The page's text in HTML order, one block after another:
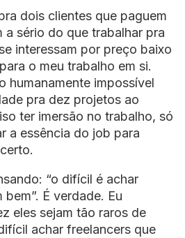
dois clientes que paguem
a sério do que trabalhar pra
interessam por preço baixo
o meu trabalho em si.
humanamente impossível
pra dez projetos ao
ter imersão no trabalho, só
a essência do job para
“o difícil é achar
É verdade. Eu
eles sejam tão raros de
achar freelancers que